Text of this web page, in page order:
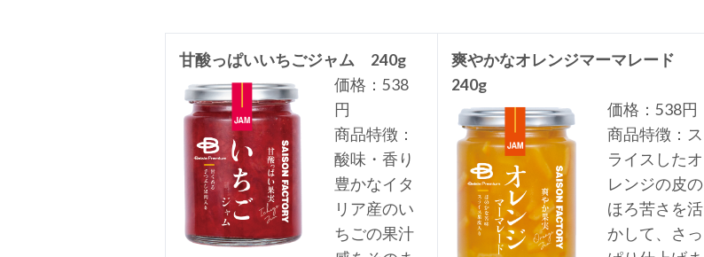
甘酸っぱいいちごジャム 240g
価格：538
円
商品特徴：
酸味・香り
豊かなイタ
リア産のい
ちごの果汁
爽やかなオレンジマーマレード
240g
価格：538円
商品特徴：ス
ライスしたオ
レンジの皮の
ほろ苦さを活
かして、さっ